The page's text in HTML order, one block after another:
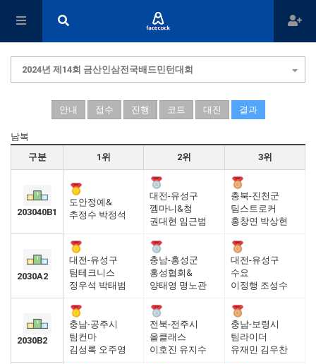
2024년 제14회 금산인삼전국배드민턴대회
안내 접수 진행 코트 대진 결과
남복
구분
1위 2위 3위
203040B1
도안정예&
추정수 박정석
대전-유성구
껨마니&청
권대현 임근범
충북-진천군
팀스트로커
홍창연 박상현
2030A2
대전-유성구
팀테크니스
정우석 박태범
충남-홍성군
홍성협회&
양태영 명노관
대전-유성구
수요
이정행 조성수
2030B2
충남-공주시
팀컨마
김성록 오주영
전북-전주시
올클래스
이호진 유지수
충남-보령시
팀라이더
유재민 김우찬